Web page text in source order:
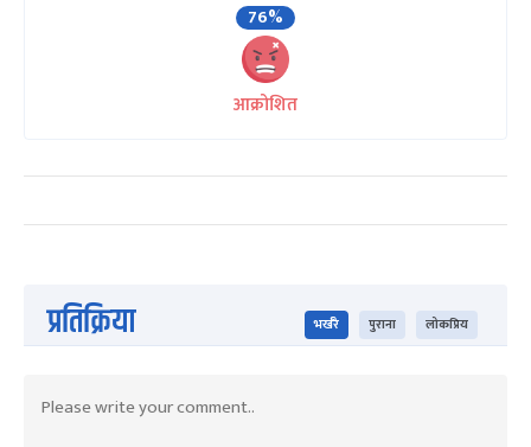
76%
आक्रोशित
प्रतिक्रिया भर्खरै पुराना लोकप्रिय